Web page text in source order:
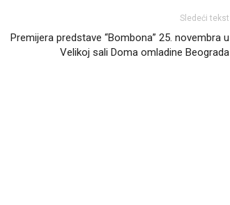
Sledeći tekst
Premijera predstave “Bombona” 25. novembra u
Velikoj sali Doma omladine Beograda